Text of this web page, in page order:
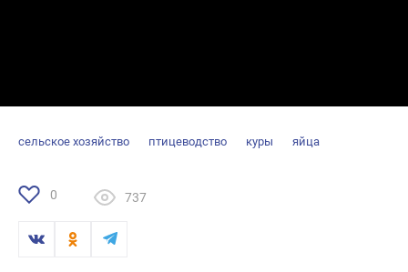
сельское хозяйство птицеводство куры яйца
0 737